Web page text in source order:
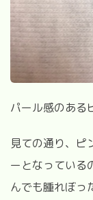
パール感のある
見ての通り、ピ
ーとなっている
んでも腫れぼっ